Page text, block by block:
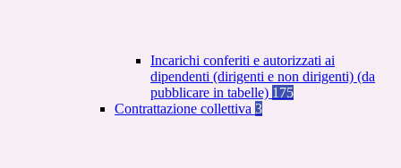
Incarichi conferiti e autorizzati ai
dipendenti (dirigenti e non dirigenti) (da
pubblicare in tabelle) 175
Contrattazione collettiva 3